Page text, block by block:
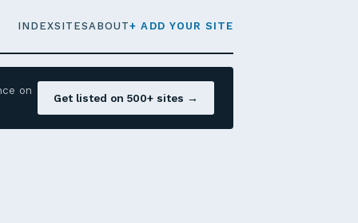
INDEXSITESABOUT+ ADD YOUR SITE
on
Get listed on 500+ sites →